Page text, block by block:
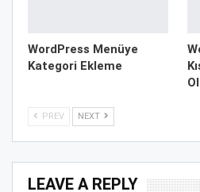
WordPress Menüye
Kategori Ekleme
PREV NEXT
LEAVE A REPLY